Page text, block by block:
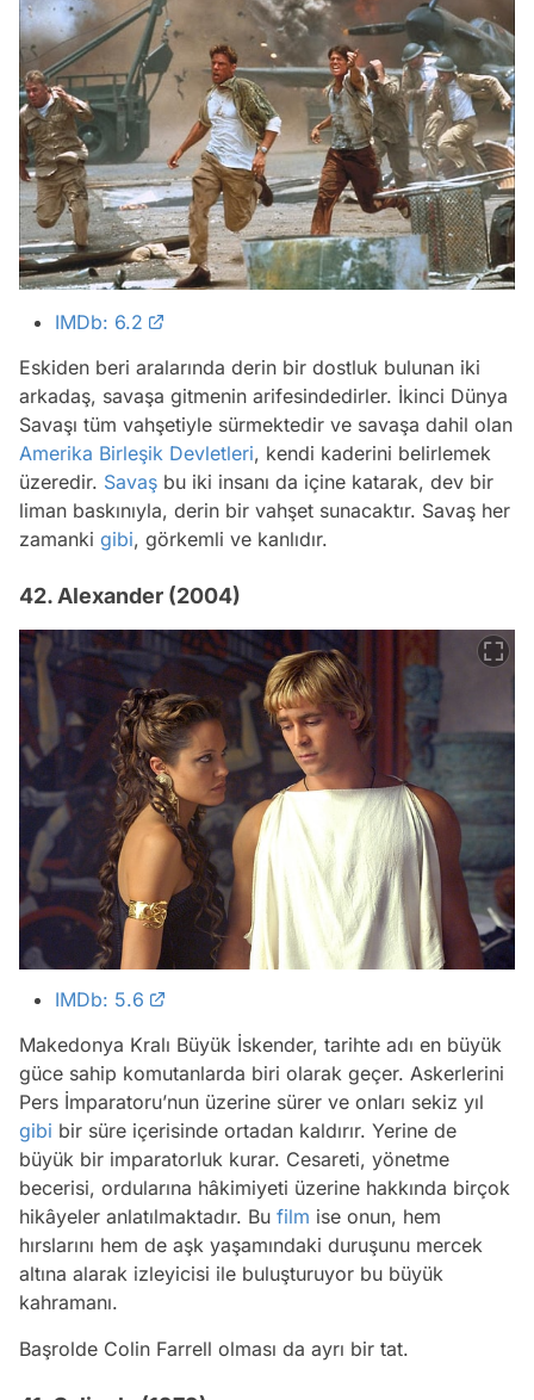
IMDb: 6.2
Eskiden beri aralarında derin bir dostluk bulunan iki
arkadaş, savaşa gitmenin arifesindedirler. İkinci Dünya
Savaşı tüm vahşetiyle sürmektedir ve savaşa dahil olan
Amerika Birleşik Devletleri, kendi kaderini belirlemek
üzeredir. Savaş bu iki insanı da içine katarak, dev bir
liman baskınıyla, derin bir vahşet sunacaktır. Savaş her
zamanki gibi, görkemli ve kanlıdır.
42. Alexander (2004)
IMDb: 5.6
Makedonya Kralı Büyük İskender, tarihte adı en büyük
güce sahip komutanlarda biri olarak geçer. Askerlerini
Pers İmparatoru’nun üzerine sürer ve onları sekiz yıl
gibi bir süre içerisinde ortadan kaldırır. Yerine de
büyük bir imparatorluk kurar. Cesareti, yönetme
becerisi, ordularına hâkimiyeti üzerine hakkında birçok
hikâyeler anlatılmaktadır. Bu film ise onun, hem
hırslarını hem de aşk yaşamındaki duruşunu mercek
altına alarak izleyicisi ile buluşturuyor bu büyük
kahramanı.
Başrolde Colin Farrell olması da ayrı bir tat.